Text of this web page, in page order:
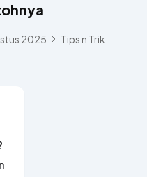
2025 Separator Icon
Tips n Trik